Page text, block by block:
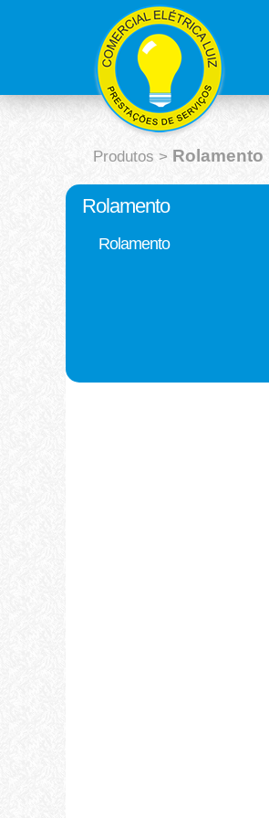
Produtos > Rolamento
Rolamento
Rolamento